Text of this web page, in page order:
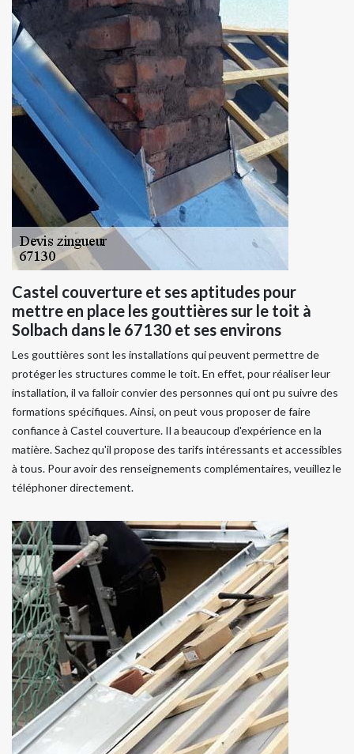
Castel couverture et ses aptitudes pour
mettre en place les gouttières sur le toit à
Solbach dans le 67130 et ses environs
Les gouttières sont les installations qui peuvent permettre de
protéger les structures comme le toit. En effet, pour réaliser leur
installation, il va falloir convier des personnes qui ont pu suivre des
formations spécifiques. Ainsi, on peut vous proposer de faire
confiance à Castel couverture. Il a beaucoup d'expérience en la
matière. Sachez qu'il propose des tarifs intéressants et accessibles
à tous. Pour avoir des renseignements complémentaires, veuillez le
téléphoner directement.